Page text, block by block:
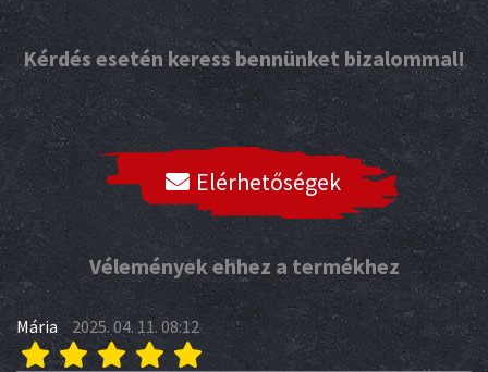
Kérdés esetén keress bennünket bizalommal!
Elérhetőségek
Vélemények ehhez a termékhez
Mária 2025. 04. 11. 08:12